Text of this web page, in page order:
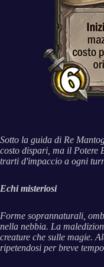
Sotto la guida di Re
costo dispari, ma il Potere
trarti d'impaccio a ogni
Echi misteriosi
Forme soprannaturali,
nella nebbia. La
creature che sulle magie.
ripetendosi per breve